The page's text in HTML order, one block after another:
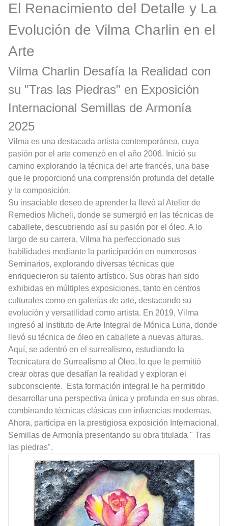
El Renacimiento del Detalle y La
Evolución de Vilma Charlin en el
Arte
Vilma Charlin Desafía la Realidad con
su "Tras las Piedras" en Exposición
Internacional Semillas de Armonía
2025
Vilma es una destacada artista contemporánea, cuya
pasión por el arte comenzó en el año 2006. Inició su
camino explorando la técnica del arte francés, una base
que le proporcionó una comprensión profunda del detalle
y la composición.
Su insaciable deseo de aprender la llevó al Atelier de
Remedios Micheli, donde se sumergió en las técnicas de
caballete, descubriendo así su pasión por el óleo. A lo
largo de su carrera, Vilma ha perfeccionado sus
habilidades mediante la participación en numerosos
Seminarios, explorando diversas técnicas que
enriquecieron su talento artístico. Sus obras han sido
exhibidas en múltiples exposiciones, tanto en centros
culturales como en galerías de arte, destacando su
evolución y versatilidad como artista. En 2019, Vilma
ingresó al Instituto de Arte Integral de Mónica Luna, donde
llevó su técnica de óleo en caballete a nuevas alturas.
Aquí, se adentró en el surrealismo, estudiando la
Tecnicatura de Surrealismo al Óleo, lo que le permitió
crear obras que desafían la realidad y exploran el
subconsciente.
Esta formación integral le ha permitido
desarrollar una perspectiva única y profunda en sus obras,
combinando técnicas clásicas con infuencias modernas.
Ahora, participa en la prestigiosa exposición Internacional,
Semillas de Armonía presentando su obra titulada " Tras
las piedras".